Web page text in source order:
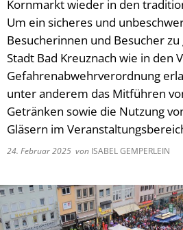
Kornmarkt wieder in den
Um ein sicheres und
Besucherinnen und Besucher
Stadt Bad Kreuznach wie in den
Gefahrenabwehrverordnung
unter anderem das Mitführen
Getränken sowie die Nutzung
Gläsern im
24. Februar 2025 von ISABEL GEMPERLEIN